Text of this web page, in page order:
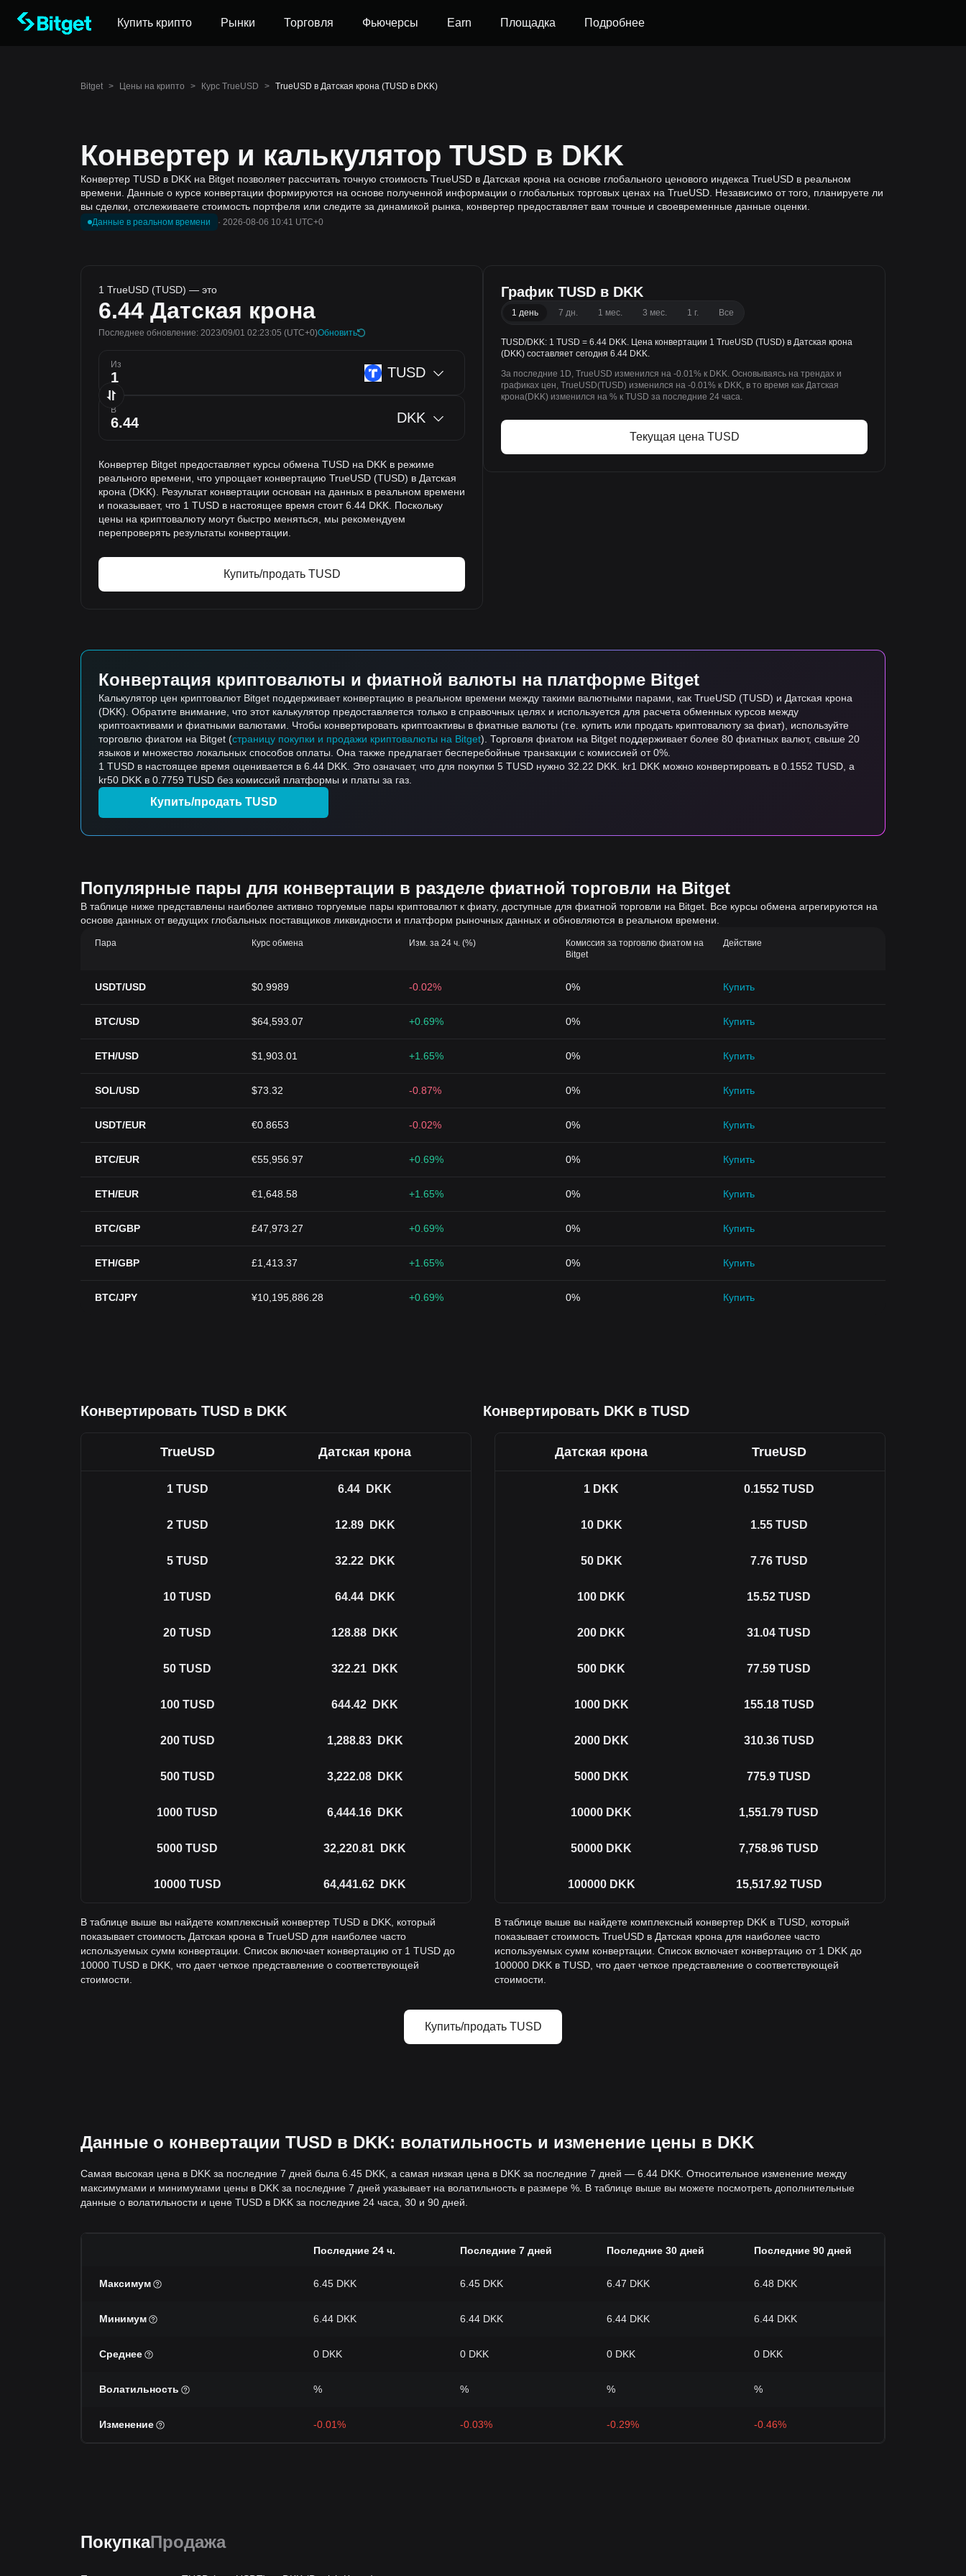
Купить крипто Рынки Торговля Фьючерсы Earn Площадка Подробнее
Bitget > Цены на крипто > Курс TrueUSD > TrueUSD в Датская крона (TUSD в DKK)
Конвертер и калькулятор TUSD в DKK
Конвертер TUSD в DKK на Bitget позволяет рассчитать точную стоимость TrueUSD в Датская крона на основе глобального ценового индекса TrueUSD в реальном
времени. Данные о курсе конвертации формируются на основе полученной информации о глобальных торговых ценах на TrueUSD. Независимо от того, планируете ли
вы сделки, отслеживаете стоимость портфеля или следите за динамикой рынка, конвертер предоставляет вам точные и своевременные данные оценки.
Данные в реальном времени · 2026-08-06 10:41 UTC+0
1 TrueUSD (TUSD) — это
6.44 Датская крона
Последнее обновление: 2023/09/01 02:23:05 (UTC+0)Обновить
Из TUSD
В DKK
Конвертер Bitget предоставляет курсы обмена TUSD на DKK в режиме
реального времени, что упрощает конвертацию TrueUSD (TUSD) в Датская
крона (DKK). Результат конвертации основан на данных в реальном времени
и показывает, что 1 TUSD в настоящее время стоит 6.44 DKK. Поскольку
цены на криптовалюту могут быстро меняться, мы рекомендуем
перепроверять результаты конвертации.
Купить/продать TUSD
График TUSD в DKK
1 день 7 дн. 1 мес. 3 мес. 1 г. Все
TUSD/DKK: 1 TUSD = 6.44 DKK. Цена конвертации 1 TrueUSD (TUSD) в Датская крона
(DKK) составляет сегодня 6.44 DKK.
За последние 1D, TrueUSD изменился на -0.01% к DKK. Основываясь на трендах и
графиках цен, TrueUSD(TUSD) изменился на -0.01% к DKK, в то время как Датская
крона(DKK) изменился на % к TUSD за последние 24 часа.
Текущая цена TUSD
Конвертация криптовалюты и фиатной валюты на платформе Bitget
Калькулятор цен криптовалют Bitget поддерживает конвертацию в реальном времени между такими валютными парами, как TrueUSD (TUSD) и Датская крона
(DKK). Обратите внимание, что этот калькулятор предоставляется только в справочных целях и используется для расчета обменных курсов между
криптоактивами и фиатными валютами. Чтобы конвертировать криптоактивы в фиатные валюты (т.е. купить или продать криптовалюту за фиат), используйте
торговлю фиатом на Bitget (страницу покупки и продажи криптовалюты на Bitget). Торговля фиатом на Bitget поддерживает более 80 фиатных валют, свыше 20
языков и множество локальных способов оплаты. Она также предлагает бесперебойные транзакции с комиссией от 0%.
1 TUSD в настоящее время оценивается в 6.44 DKK. Это означает, что для покупки 5 TUSD нужно 32.22 DKK. kr1 DKK можно конвертировать в 0.1552 TUSD, а
kr50 DKK в 0.7759 TUSD без комиссий платформы и платы за газ.
Купить/продать TUSD
Популярные пары для конвертации в разделе фиатной торговли на Bitget
В таблице ниже представлены наиболее активно торгуемые пары криптовалют к фиату, доступные для фиатной торговли на Bitget. Все курсы обмена агрегируются на
основе данных от ведущих глобальных поставщиков ликвидности и платформ рыночных данных и обновляются в реальном времени.
Пара Курс обмена Изм. за 24 ч. (%)
Комиссия за торговлю фиатом на
Bitget
Действие
USDT/USD $0.9989 -0.02% 0% Купить
BTC/USD $64,593.07 +0.69% 0% Купить
ETH/USD $1,903.01 +1.65% 0% Купить
SOL/USD $73.32 -0.87% 0% Купить
USDT/EUR €0.8653 -0.02% 0% Купить
BTC/EUR €55,956.97 +0.69% 0% Купить
ETH/EUR €1,648.58 +1.65% 0% Купить
BTC/GBP £47,973.27 +0.69% 0% Купить
ETH/GBP £1,413.37 +1.65% 0% Купить
BTC/JPY ¥10,195,886.28 +0.69% 0% Купить
Конвертировать TUSD в DKK Конвертировать DKK в TUSD
TrueUSD Датская крона
1 TUSD 6.44 DKK
2 TUSD 12.89 DKK
5 TUSD 32.22 DKK
10 TUSD 64.44 DKK
20 TUSD 128.88 DKK
50 TUSD 322.21 DKK
100 TUSD 644.42 DKK
200 TUSD 1,288.83 DKK
500 TUSD 3,222.08 DKK
1000 TUSD 6,444.16 DKK
5000 TUSD 32,220.81 DKK
10000 TUSD 64,441.62 DKK
В таблице выше вы найдете комплексный конвертер TUSD в DKK, который
показывает стоимость Датская крона в TrueUSD для наиболее часто
используемых сумм конвертации. Список включает конвертацию от 1 TUSD до
10000 TUSD в DKK, что дает четкое представление о соответствующей
стоимости.
Датская крона TrueUSD
1 DKK 0.1552 TUSD
10 DKK 1.55 TUSD
50 DKK 7.76 TUSD
100 DKK 15.52 TUSD
200 DKK 31.04 TUSD
500 DKK 77.59 TUSD
1000 DKK 155.18 TUSD
2000 DKK 310.36 TUSD
5000 DKK 775.9 TUSD
10000 DKK 1,551.79 TUSD
50000 DKK 7,758.96 TUSD
100000 DKK 15,517.92 TUSD
В таблице выше вы найдете комплексный конвертер DKK в TUSD, который
показывает стоимость TrueUSD в Датская крона для наиболее часто
используемых сумм конвертации. Список включает конвертацию от 1 DKK до
100000 DKK в TUSD, что дает четкое представление о соответствующей
стоимости.
Купить/продать TUSD
Данные о конвертации TUSD в DKK: волатильность и изменение цены в DKK
Самая высокая цена в DKK за последние 7 дней была 6.45 DKK, а самая низкая цена в DKK за последние 7 дней — 6.44 DKK. Относительное изменение между
максимумами и минимумами цены в DKK за последние 7 дней указывает на волатильность в размере %. В таблице выше вы можете посмотреть дополнительные
данные о волатильности и цене TUSD в DKK за последние 24 часа, 30 и 90 дней.
Последние 24 ч. Последние 7 дней Последние 30 дней Последние 90 дней
Максимум 6.45 DKK 6.45 DKK 6.47 DKK 6.48 DKK
Минимум 6.44 DKK 6.44 DKK 6.44 DKK 6.44 DKK
Среднее 0 DKK 0 DKK 0 DKK 0 DKK
Волатильность % % % %
Изменение -0.01% -0.03% -0.29% -0.46%
ПокупкаПродажа